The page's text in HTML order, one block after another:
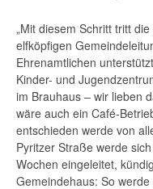
„Mit diesem Schritt tritt
elfköpfigen
Ehrenamtlichen
Kinder- und
im Brauhaus – wir lieben
wäre auch ein Café-
entschieden werde von
Pyritzer Straße werde
Wochen eingeleitet,
Gemeindehaus: So